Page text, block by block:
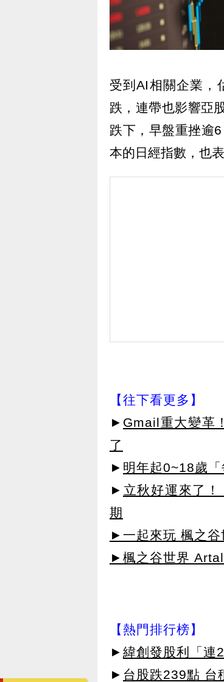
受到AI相關企業，
跌，連帶也影響亞
跌下，早盤重挫逾
本的日經指數，也
【往下看更多】
► Gmail重大變革
了
► 明年起0~18歲
► 立秋好運來了
期
►一起來玩 楓之谷
►楓之谷世界
【熱門排行榜】
► 緯創發股利「連
► 台股跌239點 台